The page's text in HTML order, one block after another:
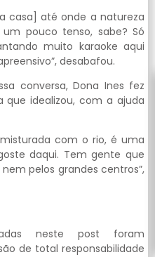
casa] até onde a natureza
um pouco tenso, sabe? Só
muito karaoke aqui
desabafou.
conversa, Dona Ines fez
idealizou, com a ajuda
com o rio, é uma
daqui. Tem gente que
pelos grandes centros”,
neste post foram
de total responsabilidade